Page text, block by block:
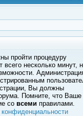
пройти процедуру
всего несколько минут,
Вы должны
Помните, что Ваше
со всеми правилами.